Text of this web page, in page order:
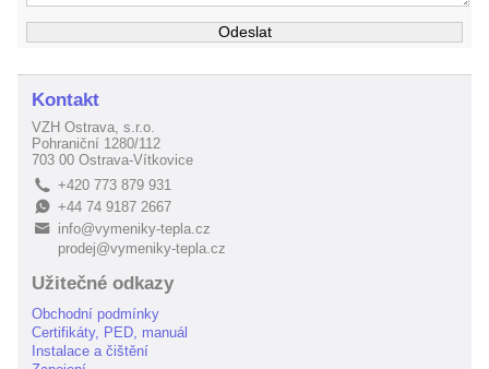
Kontakt
VZH Ostrava, s.r.o.
Pohraniční 1280/112
703 00 Ostrava-Vítkovice
L +420 773 879 931
E+44 74 9187 2667
B
info@vymeniky-tepla.cz
prodej@vymeniky-tepla.cz
Užitečné odkazy
Obchodní podmínky
Certifikáty, PED, manuál
Instalace a čištění